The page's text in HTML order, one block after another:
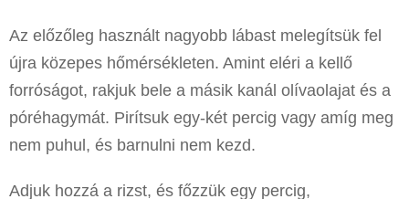
Az előzőleg használt nagyobb lábast melegítsük fel
újra közepes hőmérsékleten. Amint eléri a kellő
forróságot, rakjuk bele a másik kanál olívaolajat és a
póréhagymát. Pirítsuk egy-két percig vagy amíg meg
nem puhul, és barnulni nem kezd.
Adjuk hozzá a rizst, és főzzük egy percig,